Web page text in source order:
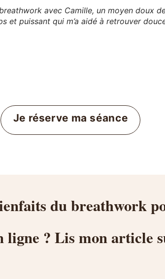
avec Camille, un moyen doux
et puissant qui m’a aidé à retrouver
Je réserve ma séance
du breathwork
ligne ? Lis mon article